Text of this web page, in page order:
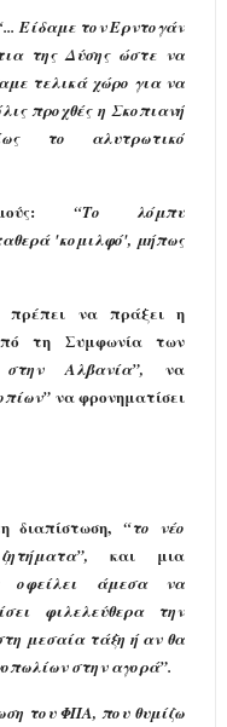
Είδαμε τον Ερντογάν
της Δύσης ώστε να
τελικά χώρο για να
προχθές η Σκοπιανή
το αλυτρωτικό
“Το λόμπυ
'κομιλφό', μήπως
πρέπει να πράξει η
τη Συμφωνία των
στην Αλβανία”,να
να φρονηματίσει
“το νέο
”, και μια
άμεσα να
φιλελεύθερα την
μεσαία τάξη ή αν θα
στην αγορά”.
του ΦΠΑ, που θυμίζω